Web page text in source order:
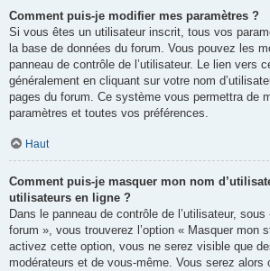
Comment puis-je modifier mes paramètres ?
Si vous êtes un utilisateur inscrit, tous vos
la base de données du forum. Vous pouvez les
panneau de contrôle de l’utilisateur. Le lien vers
généralement en cliquant sur votre nom
pages du forum. Ce système vous permettra de
paramètres et toutes vos préférences.
Haut
Comment puis-je masquer mon nom
utilisateurs en ligne ?
Dans le panneau de contrôle de l’utilisateur,
forum », vous trouverez l’option « Masquer mon
activez cette option, vous ne serez visible que
modérateurs et de vous-même. Vous serez alors